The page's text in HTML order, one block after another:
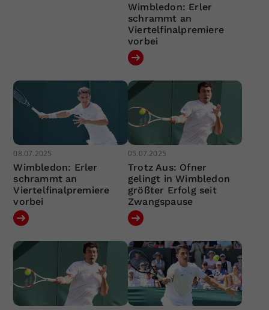
Wimbledon: Erler
schrammt an
Viertelfinalpremiere
vorbei
08.07.2025
Wimbledon: Erler
schrammt an
Viertelfinalpremiere
vorbei
05.07.2025
Trotz Aus: Ofner
gelingt in Wimbledon
größter Erfolg seit
Zwangspause